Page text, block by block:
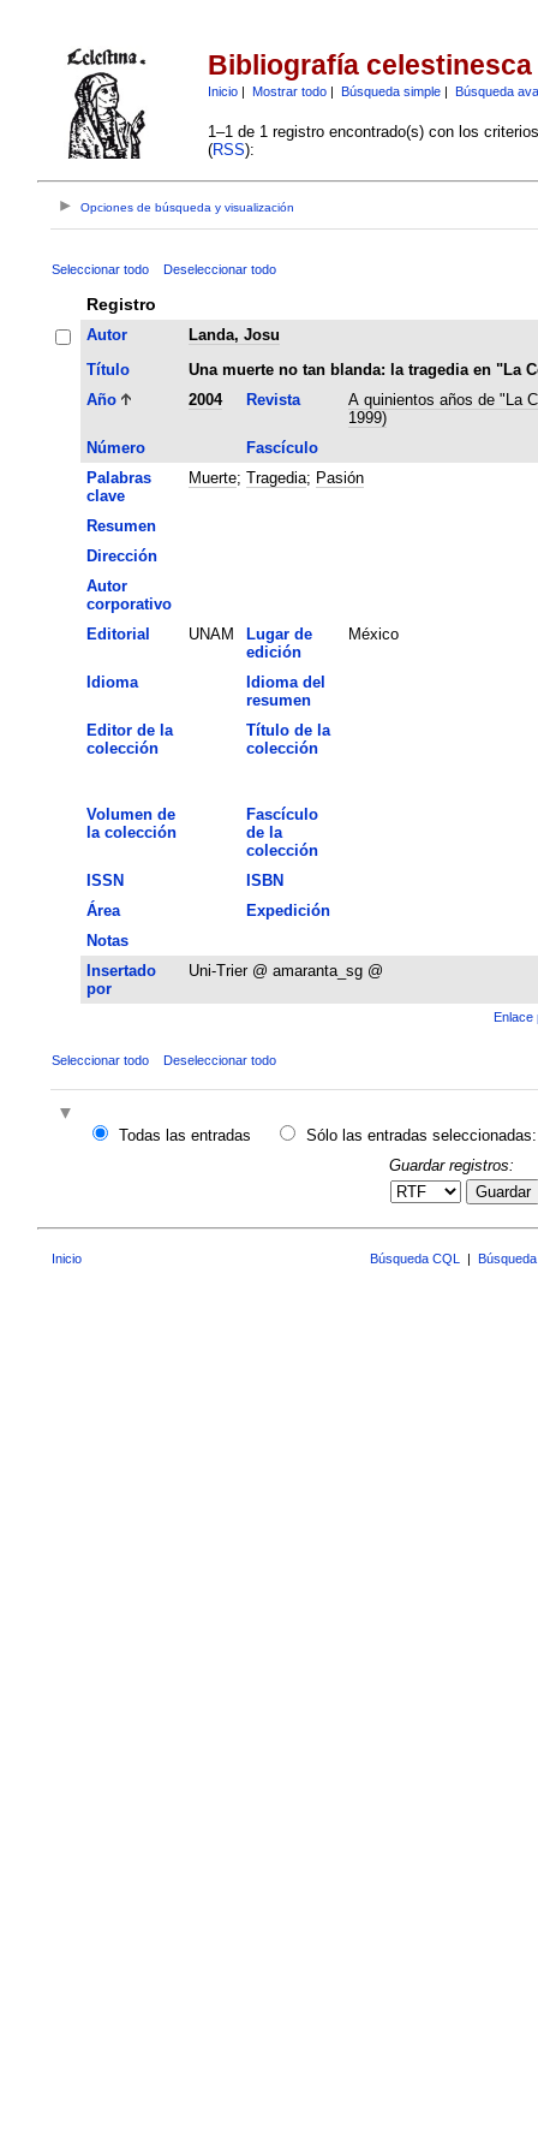
Bibliografía celestinesca
Inicio| Mostrar todo| Búsqueda simple| Búsqueda
1–1 de 1 registro encontrado(s) con los
(RSS):
Opciones de búsqueda y visualización
Seleccionar todo Deseleccionar todo
Registro
Autor
Landa, Josu
Título
Una muerte no tan blanda: la tragedia en "La
Año
2004 Revista
A quinientos años de "La
1999)
Número
Fascículo
Palabras
clave
Muerte; Tragedia; Pasión
Resumen
Dirección
Autor
corporativo
Editorial
UNAM
Lugar de
edición
México
Idioma
Idioma del
resumen
Editor de la
colección
Título de la
colección
Volumen de
la colección
Fascículo
de la
colección
ISSN
ISBN
Área
Expedición
Notas
Insertado
por
Uni-Trier @ amaranta_sg @
Enlace
Seleccionar todo Deseleccionar todo
Todas las entradas
Sólo las entradas seleccionadas:
Guardar registros:
Guardar
Inicio Búsqueda CQL